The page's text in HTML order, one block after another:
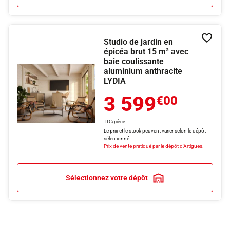
Studio de jardin en
épicéa brut 15 m² avec
baie coulissante
aluminium anthracite
LYDIA
3 599€00
TTC/pièce
Le prix et le stock peuvent varier selon le dépôt
sélectionné
Prix de vente pratiqué par le dépôt d'Artigues.
Sélectionnez votre dépôt